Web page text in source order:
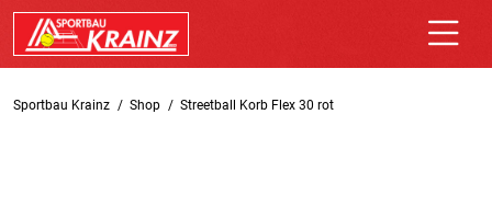
Sportbau Krainz Shop Streetball Korb Flex 30 rot